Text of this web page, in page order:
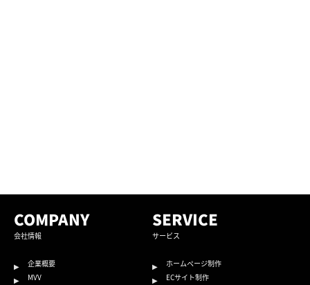
COMPANY
会社情報
企業概要
MVV
SERVICE
サービス
ホームページ制作
ECサイト制作